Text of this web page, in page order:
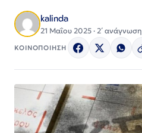
kalinda
21 Μαΐου 2025 · 2΄ ανάγνωση
ΚΟΙΝΟΠΟΙΗΣΗ